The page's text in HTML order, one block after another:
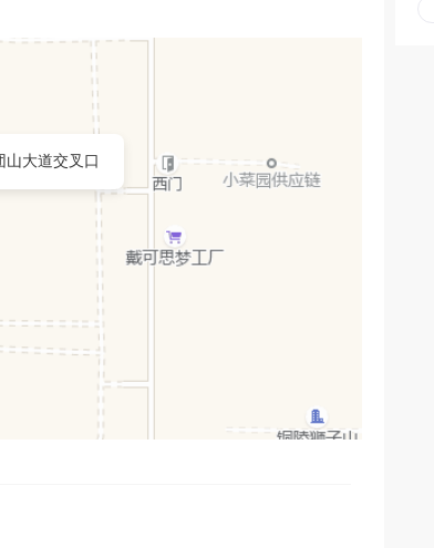
STANDARD 100 认证，并且是全球首家获得 OEK
IN GREEN 产品标签是纺织行业高标准认证标
有工厂均通过了 PEFC CoC 产销监管链认证，并
色发展联盟的成员。
大道交叉口